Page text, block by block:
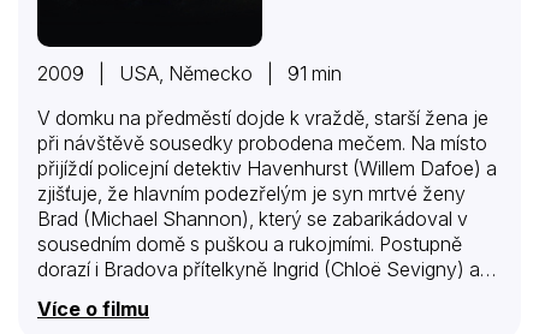
2009 | USA, Německo | 91 min
V domku na předměstí dojde k vraždě, starší žena je
při návštěvě sousedky probodena mečem. Na místo
přijíždí policejní detektiv Havenhurst (Willem Dafoe) a
zjišťuje, že hlavním podezřelým je syn mrtvé ženy
Brad (Michael Shannon), který se zabarikádoval v
sousedním domě s puškou a rukojmími. Postupně
dorazí i Bradova přítelkyně Ingrid (Chloë Sevigny) a
kolega (Udo Kier). Z jejich výpovědí a vzpomínek se
pomalu skládá obraz toho, co předcházelo tomuto
Více o filmu